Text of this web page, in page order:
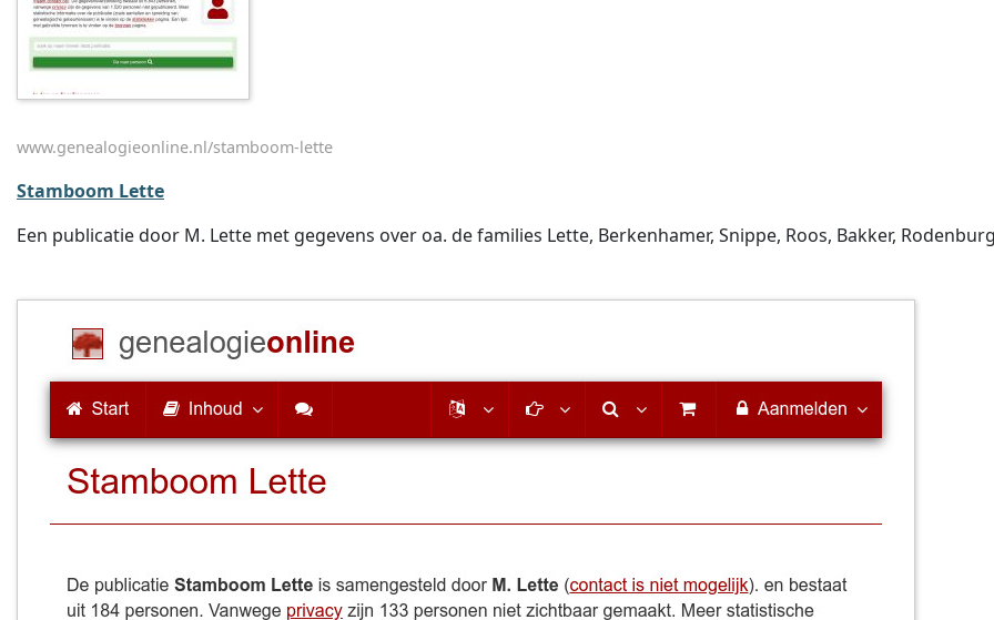
www.genealogieonline.nl/stamboom-lette
Stamboom Lette
Een publicatie door M. Lette met gegevens over oa. de families Lette, Berkenhamer, Snippe, Roos, Bakker,